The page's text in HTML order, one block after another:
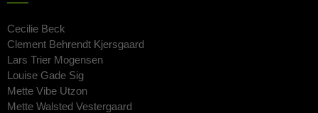
Cecilie Beck
Clement Behrendt Kjersgaard
Lars Trier Mogensen
Louise Gade Sig
Mette Vibe Utzon
Mette Walsted Vestergaard